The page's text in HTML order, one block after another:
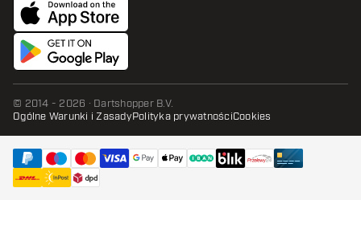
© 2014 - 2026 · Dartshopper B.V.
Ogólne Warunki i ZasadyPolityka prywatnościCookies